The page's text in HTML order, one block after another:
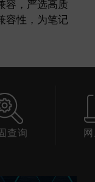
容，严选高质
容性，为笔记
查询